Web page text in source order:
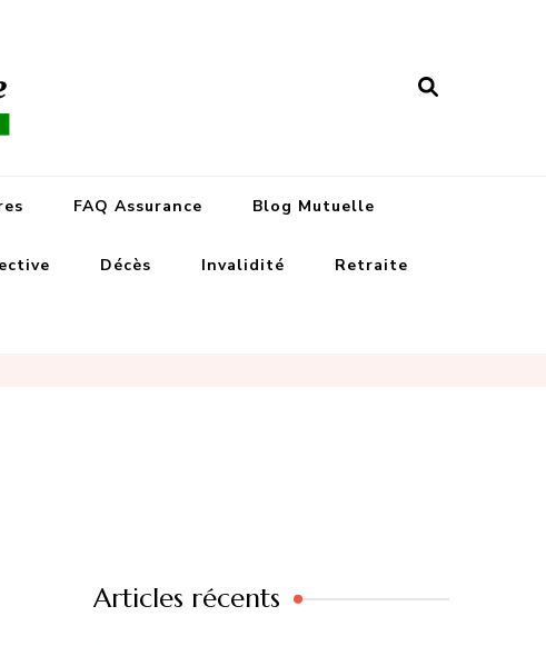
FAQ Assurance Blog Mutuelle
Décès Invalidité Retraite
Articles récents